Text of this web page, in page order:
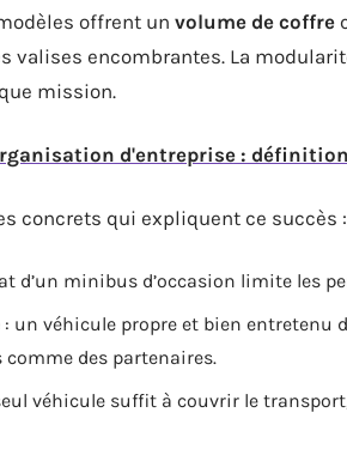
offrent un volume de coffre
valises encombrantes. La
mission.
d'entreprise :
concrets qui expliquent ce succès :
d’un minibus d’occasion limite les
: un véhicule propre et bien
des partenaires.
véhicule suffit à couvrir le